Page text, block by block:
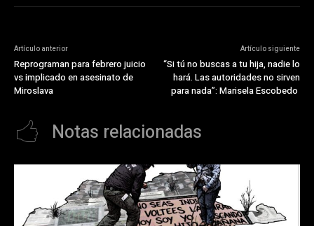
Artículo anterior
Reprograman para febrero juicio
vs implicado en asesinato de
Miroslava
Artículo siguiente
“Si tú no buscas a tu hija, nadie lo
hará. Las autoridades no sirven
para nada”: Marisela Escobedo
Notas relacionadas